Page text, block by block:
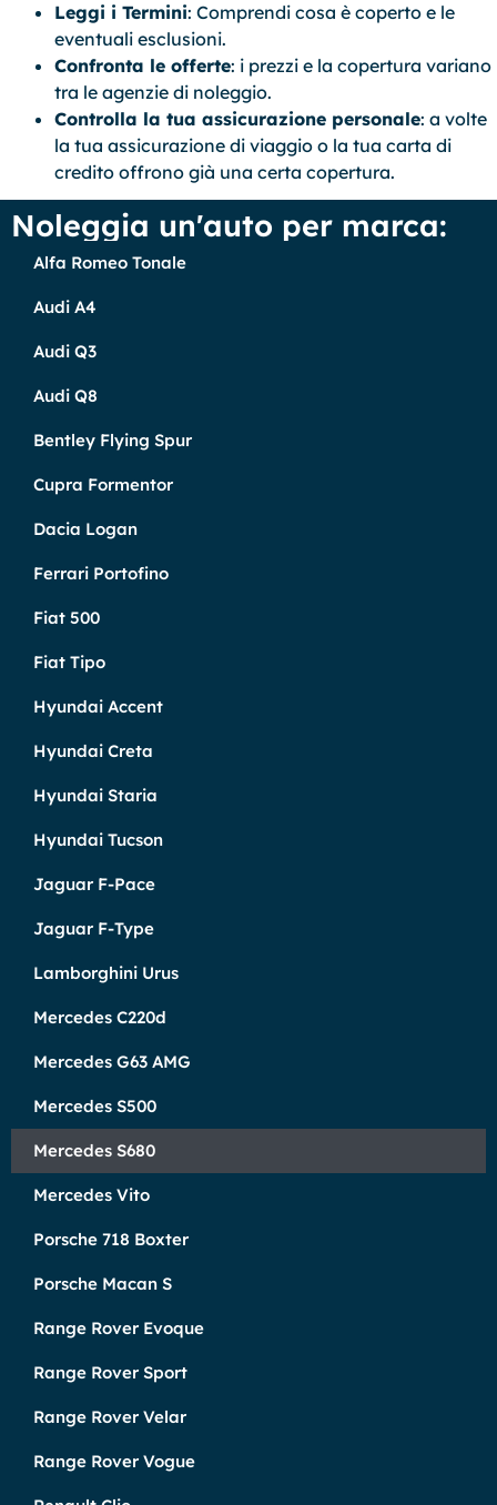
Leggi i Termini: Comprendi cosa è coperto e le
eventuali esclusioni.
Confronta le offerte: i prezzi e la copertura variano
tra le agenzie di noleggio.
Controlla la tua assicurazione personale: a volte
la tua assicurazione di viaggio o la tua carta di
credito offrono già una certa copertura.
Noleggia un'auto per marca:
Alfa Romeo Tonale
Audi A4
Audi Q3
Audi Q8
Bentley Flying Spur
Cupra Formentor
Dacia Logan
Ferrari Portofino
Fiat 500
Fiat Tipo
Hyundai Accent
Hyundai Creta
Hyundai Staria
Hyundai Tucson
Jaguar F-Pace
Jaguar F-Type
Lamborghini Urus
Mercedes C220d
Mercedes G63 AMG
Mercedes S500
Mercedes S680
Mercedes Vito
Porsche 718 Boxter
Porsche Macan S
Range Rover Evoque
Range Rover Sport
Range Rover Velar
Range Rover Vogue